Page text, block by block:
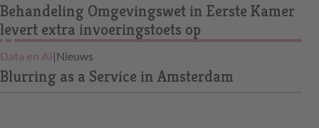
Behandeling Omgevingswet in Eerste Kamer
levert extra invoeringstoets op
Data en AI |Nieuws
Blurring as a Service in Amsterdam